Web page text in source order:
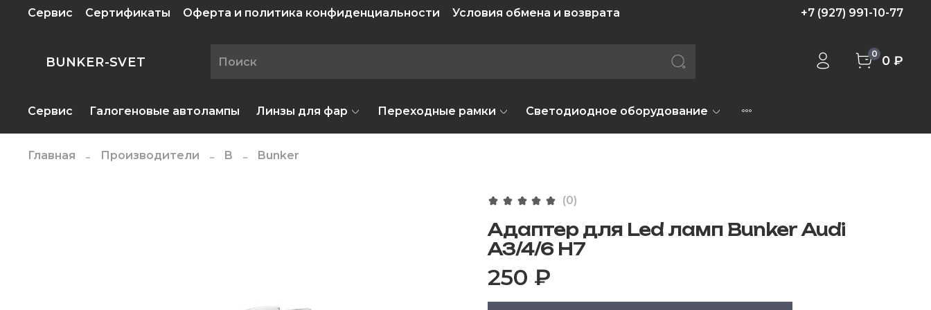
Сервис Сертификаты Оферта и политика конфиденциальности Условия обмена и возврата +7 (927) 991-10-77
BUNKER-SVET
0 0 ₽
Сервис Галогеновые автолампы Линзы для фар Переходные рамки Светодиодное оборудование
Главная Производители B Bunker
(0)
Адаптер для Led ламп Bunker Audi
A3/4/6 H7
250 ₽